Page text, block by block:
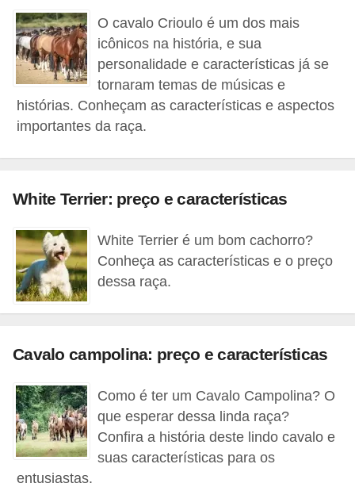
O cavalo Crioulo é um dos mais
icônicos na história, e sua
personalidade e características já se
tornaram temas de músicas e
histórias. Conheçam as características e aspectos
importantes da raça.
White Terrier: preço e características
White Terrier é um bom cachorro?
Conheça as características e o preço
dessa raça.
Cavalo campolina: preço e características
Como é ter um Cavalo Campolina? O
que esperar dessa linda raça?
Confira a história deste lindo cavalo e
suas características para os
entusiastas.
d
e
r
e
a
d
a
F
i
l
o
e
s
e
f